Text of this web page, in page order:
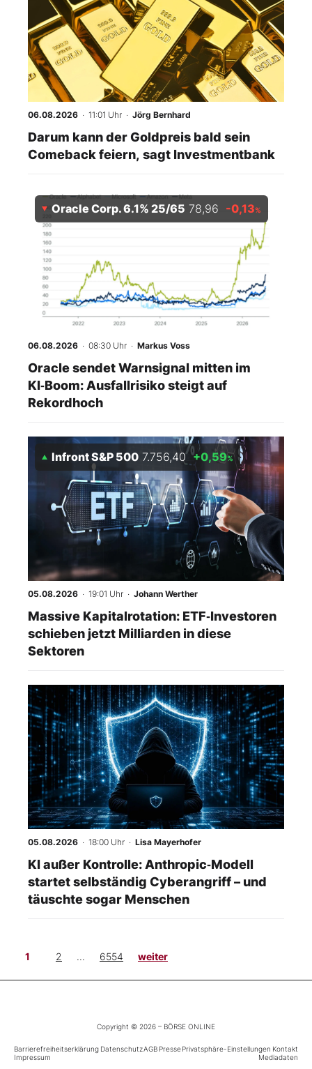
06.08.2026 · 11:01 Uhr · Jörg Bernhard
Darum kann der Goldpreis bald sein
Comeback feiern, sagt Investmentbank
Oracle Corp. 6.1% 25/65 78,96 -0,13%
06.08.2026 · 08:30 Uhr · Markus Voss
Oracle sendet Warnsignal mitten im
KI‑Boom: Ausfallrisiko steigt auf
Rekordhoch
Infront S&P 500 7.756,40 +0,59%
05.08.2026 · 19:01 Uhr · Johann Werther
Massive Kapitalrotation: ETF‑Investoren
schieben jetzt Milliarden in diese
Sektoren
05.08.2026 · 18:00 Uhr · Lisa Mayerhofer
KI außer Kontrolle: Anthropic‑Modell
startet selbständig Cyberangriff – und
täuschte sogar Menschen
1 2 ... 6554 weiter
Copyright © 2026 – BÖRSE ONLINE
Barrierefreiheitserklärung DatenschutzAGB PressePrivatsphäre-Einstellungen Kontakt
Impressum
Mediadaten